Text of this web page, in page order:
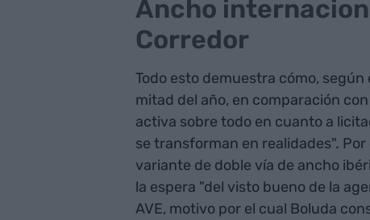
Ancho
Corredor
Todo esto demuestra cómo, según
mitad del año, en comparación
activa sobre todo en cuanto a
se transforman en realidades".
variante de doble vía de ancho
la espera "del visto bueno de la
AVE, motivo por el cual Boluda